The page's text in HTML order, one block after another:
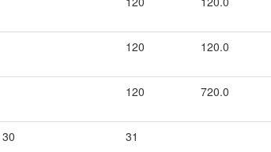
120 120.0
120 720.0
30 31